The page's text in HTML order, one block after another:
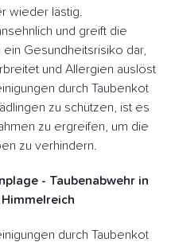
wieder lästig.
und greift die
ein Gesundheitsrisiko dar,
und Allergien auslöst
durch Taubenkot
zu schützen, ist es
zu ergreifen, um die
zu verhindern.
- Taubenabwehr in
durch Taubenkot